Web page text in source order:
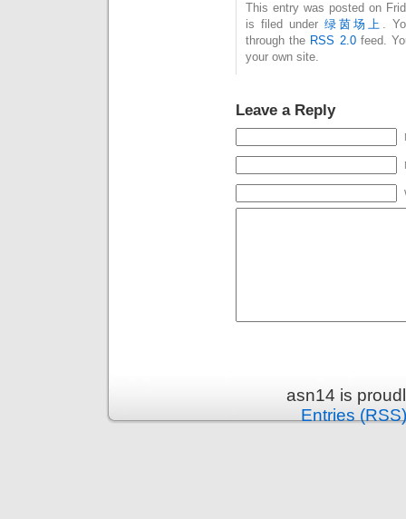
This entry was posted on
is filed under 绿茵场上 .
through the RSS 2.0feed.
your own site.
Leave a Reply
asn14 is
Entries (RSS)